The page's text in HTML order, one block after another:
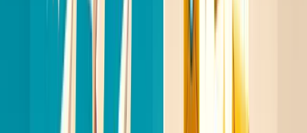
geautomatiseerde reminders
kun je follow-ups
inplannen zodat je geen enkele kandidaat vergeet.
Zo blijf je consistent zonder dat het handmatig
bijhouden moet.